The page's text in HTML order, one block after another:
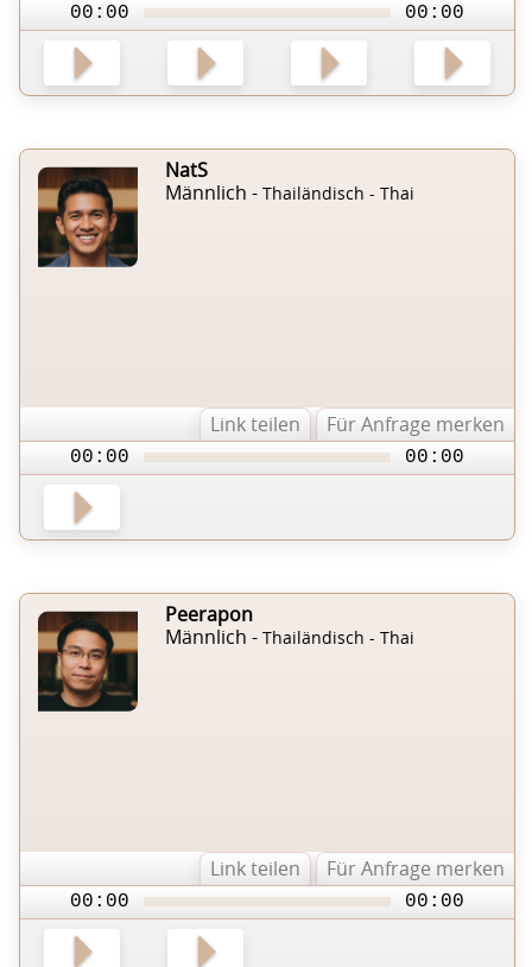
00:00 00:00
NatS
Männlich - Thailändisch - Thai
Link teilen Für Anfrage merken
00:00 00:00
Peerapon
Männlich - Thailändisch - Thai
Link teilen Für Anfrage merken
00:00 00:00